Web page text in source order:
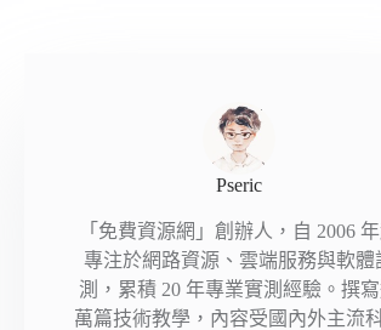
Pseric
「免費資源網」創辦人，自 2006
專注於網路資源、雲端服務與軟體
測，累積 20 年專業實測經驗。撰
萬篇技術教學，內容受國內外主流